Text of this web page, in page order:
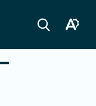
Ouvrir
Ouvrir